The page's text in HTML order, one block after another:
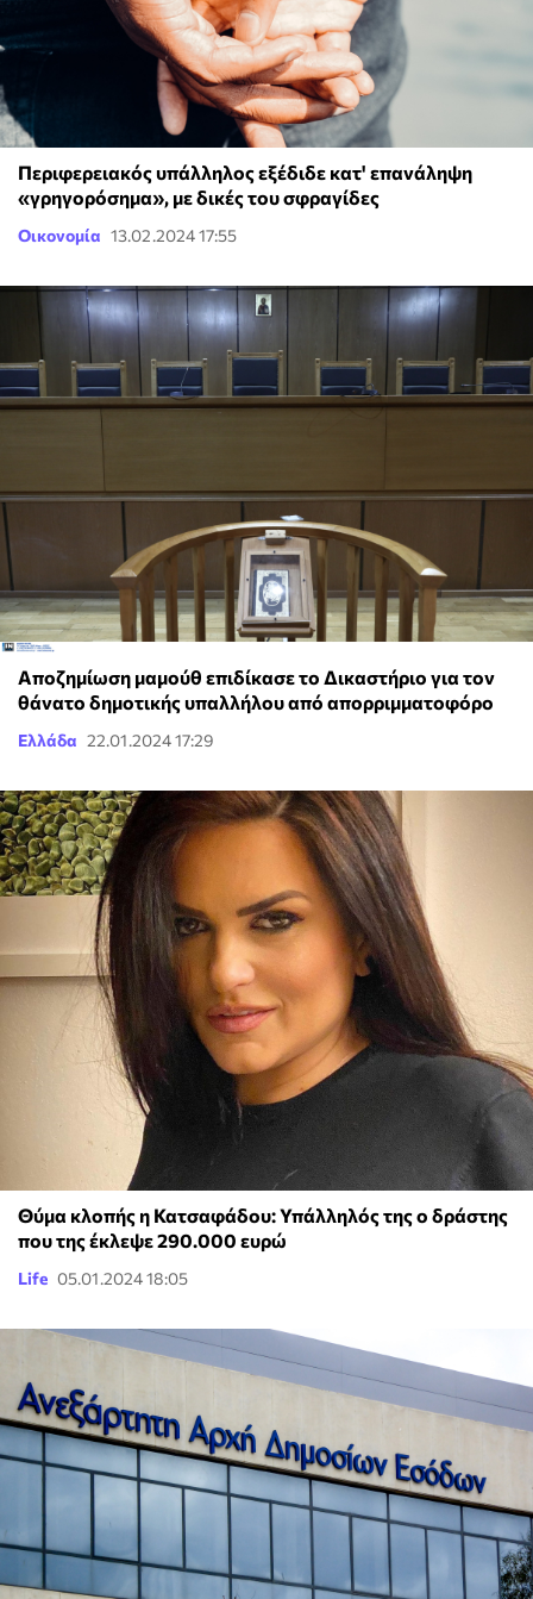
Περιφερειακός υπάλληλος εξέδιδε κατ' επανάληψη
«γρηγορόσημα», με δικές του σφραγίδες
Οικονομία 13.02.2024 17:55
Αποζημίωση μαμούθ επιδίκασε το Δικαστήριο για τον
θάνατο δημοτικής υπαλλήλου από απορριμματοφόρο
Ελλάδα 22.01.2024 17:29
Θύμα κλοπής η Κατσαφάδου: Υπάλληλός της ο δράστης
που της έκλεψε 290.000 ευρώ
Life 05.01.2024 18:05